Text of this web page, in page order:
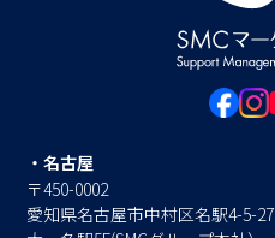
・名古屋
〒450-0002
愛知県名古屋市中村区名駅4-5-27